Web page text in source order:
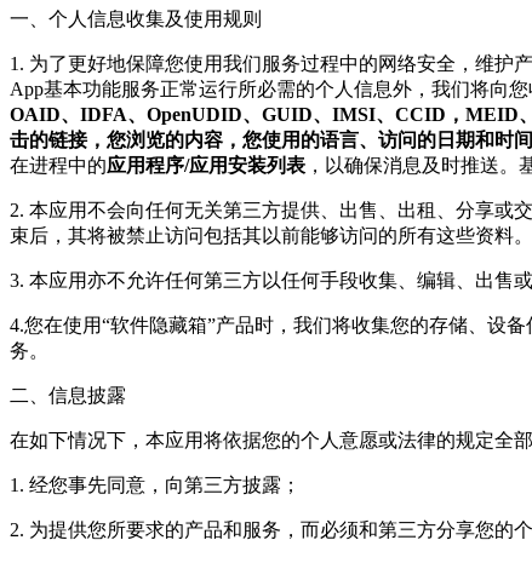
一、个人信息收集及使用规则
1. 为了更好地保障您使用我们服务过程中的网络安全，维护
App基本功能服务正常运行所必需的个人信息外，我们将向
OAID、IDFA、OpenUDID、GUID、IMSI、CCID，MEID
击的链接，您浏览的内容，您使用的语言、访问的日期和时
在进程中的应用程序/应用安装列表 ，以确保消息及时推送。
2. 本应用不会向任何无关第三方提供、出售、出租、分享或
束后，其将被禁止访问包括其以前能够访问的所有这些资料。
3. 本应用亦不允许任何第三方以任何手段收集、编辑、出售
4.您在使用“软件隐藏箱”产品时，我们将收集您的存储、设
务。
二、信息披露
在如下情况下，本应用将依据您的个人意愿或法律的规定全
1. 经您事先同意，向第三方披露；
2. 为提供您所要求的产品和服务，而必须和第三方分享您的个